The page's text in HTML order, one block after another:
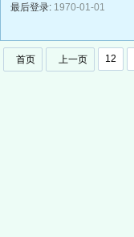
最后登录: 1970-01-01
首页 上一页 12